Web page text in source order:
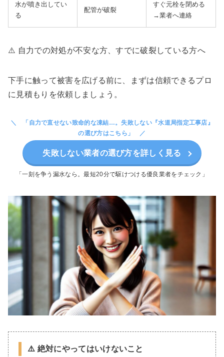
水が噴き出してい
る
配管が破裂
すぐ元栓を閉める
→業者へ連絡
⚠️ 自力での対処が不安な方、すでに破裂している方へ
下手に触って被害を広げる前に、まずは信頼できるプロ
に見積もりを依頼しましょう。
「自力で直せない致命的な凍結…。失敗しない『水道局指定工事店』
の選び方はこちら」
失敗しない業者の選び方を詳しく見る
「一刻を争う漏水なら。最短20分で駆けつける優良業者をチェック」
⚠️ 絶対にやってはいけないこと